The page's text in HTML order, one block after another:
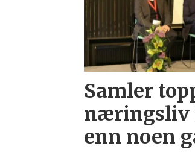
Samler
næringsliv
enn noen